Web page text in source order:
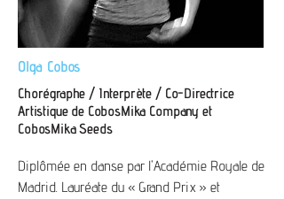
Olga Cobos
Chorégraphe / Interprète / Co-Directrice
Artistique de CobosMika Company et
CobosMika Seeds
Diplômée en danse par l'Académie Royale de
Madrid. Lauréate du « Grand Prix » et